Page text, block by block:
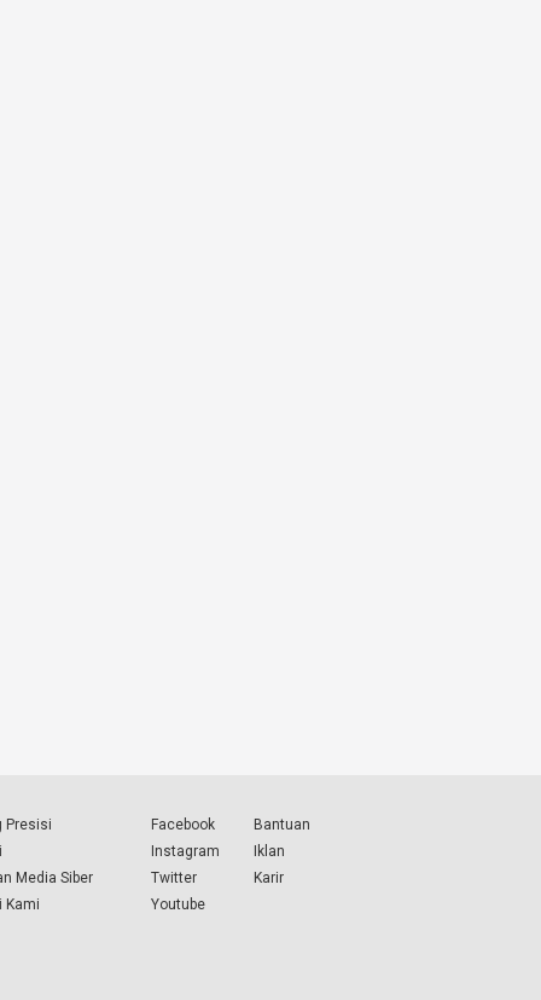
Presisi
Media Siber
Kami
Facebook
Instagram
Twitter
Youtube
Bantuan
Iklan
Karir